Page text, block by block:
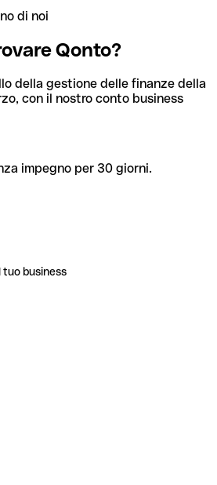
di noi
Qonto?
della gestione delle finanze della
con il nostro conto business
impegno per 30 giorni.
tuo business